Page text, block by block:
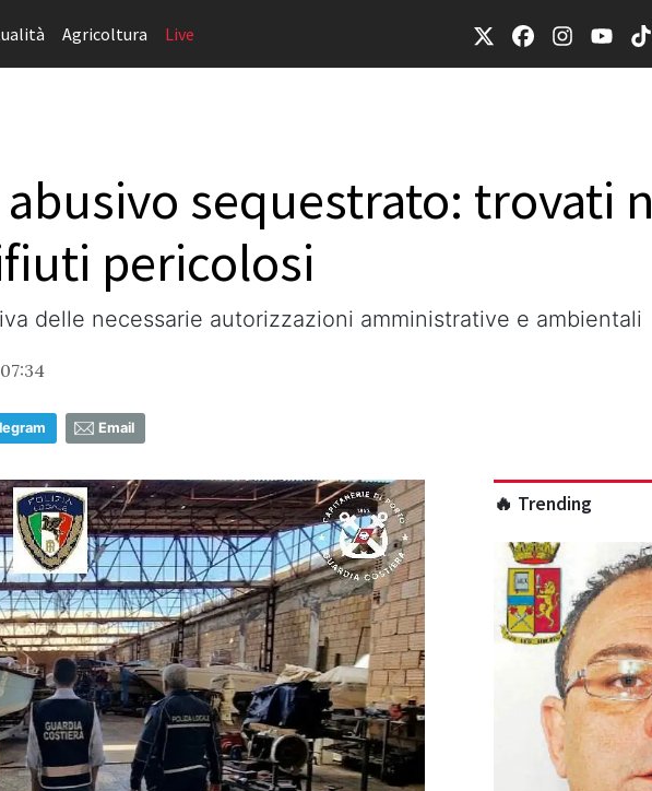
Agricoltura Live
sequestrato: trovati
pericolosi
delle necessarie autorizzazioni amministrative e ambientali
Email
🔥 Trending